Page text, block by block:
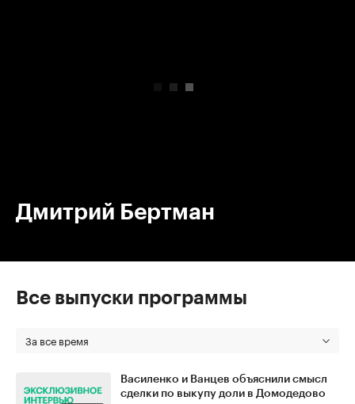
Дмитрий Бертман
Все выпуски программы
За все время
Василенко и Ванцев объяснили смысл
сделки по выкупу доли в Домодедово